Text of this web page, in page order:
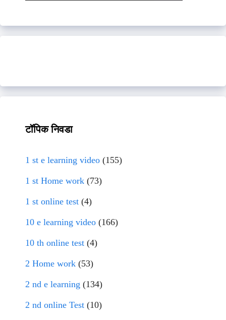
टॉपिक निवडा
1 st e learning video (155)
1 st Home work (73)
1 st online test (4)
10 e learning video (166)
10 th online test (4)
2 Home work (53)
2 nd e learning (134)
2 nd online Test (10)